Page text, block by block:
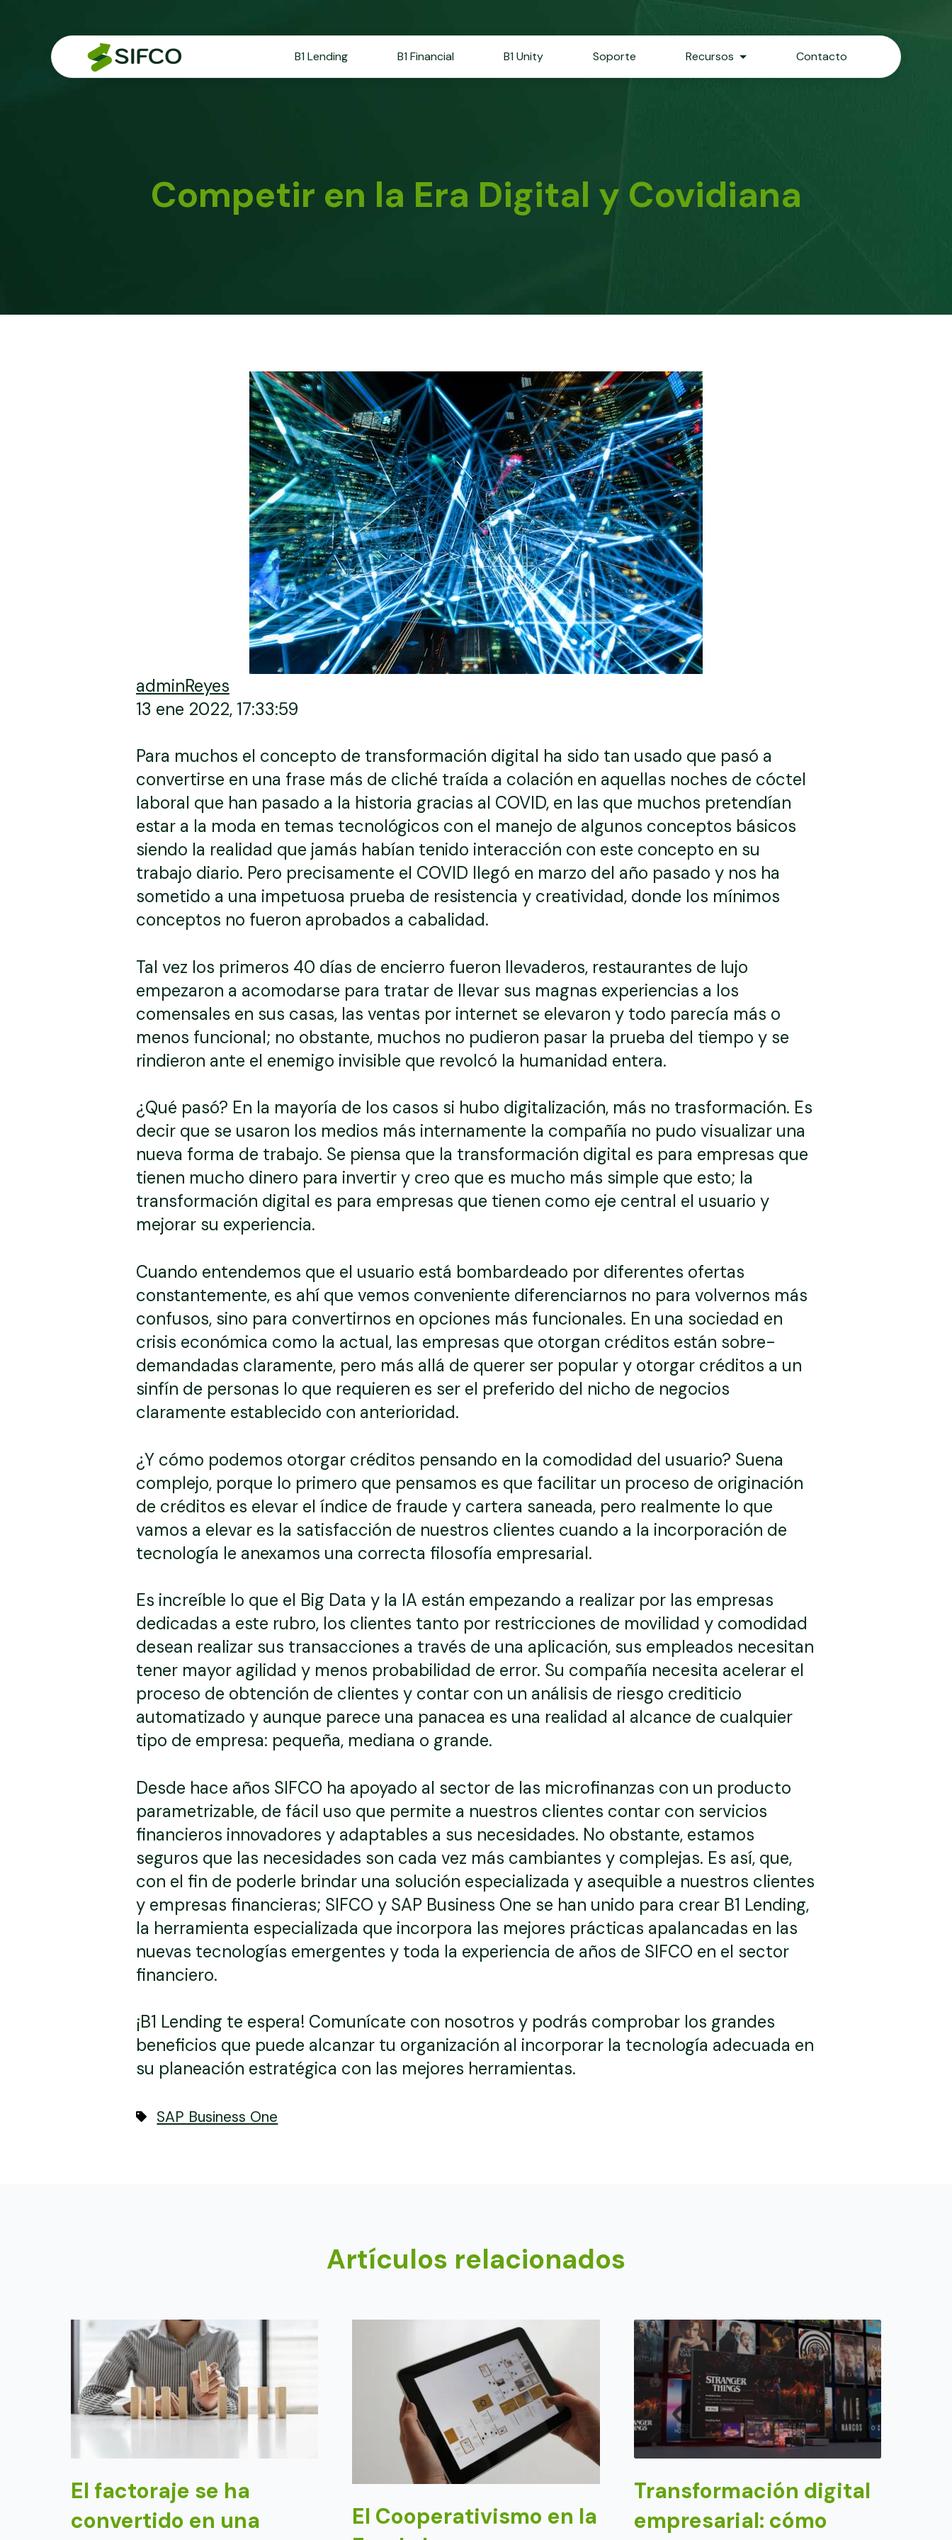
B1 Lending B1 Financial B1 Unity Soporte Recursos Contacto
Competir en la Era Digital y Covidiana
adminReyes
13 ene 2022, 17:33:59
Para muchos el concepto de transformación digital ha sido tan usado que pasó a
convertirse en una frase más de cliché traída a colación en aquellas noches de cóctel
laboral que han pasado a la historia gracias al COVID, en las que muchos pretendían
estar a la moda en temas tecnológicos con el manejo de algunos conceptos básicos
siendo la realidad que jamás habían tenido interacción con este concepto en su
trabajo diario. Pero precisamente el COVID llegó en marzo del año pasado y nos ha
sometido a una impetuosa prueba de resistencia y creatividad, donde los mínimos
conceptos no fueron aprobados a cabalidad.
Tal vez los primeros 40 días de encierro fueron llevaderos, restaurantes de lujo
empezaron a acomodarse para tratar de llevar sus magnas experiencias a los
comensales en sus casas, las ventas por internet se elevaron y todo parecía más o
menos funcional; no obstante, muchos no pudieron pasar la prueba del tiempo y se
rindieron ante el enemigo invisible que revolcó la humanidad entera.
¿Qué pasó? En la mayoría de los casos si hubo digitalización, más no trasformación. Es
decir que se usaron los medios más internamente la compañía no pudo visualizar una
nueva forma de trabajo. Se piensa que la transformación digital es para empresas que
tienen mucho dinero para invertir y creo que es mucho más simple que esto; la
transformación digital es para empresas que tienen como eje central el usuario y
mejorar su experiencia.
Cuando entendemos que el usuario está bombardeado por diferentes ofertas
constantemente, es ahí que vemos conveniente diferenciarnos no para volvernos más
confusos, sino para convertirnos en opciones más funcionales. En una sociedad en
crisis económica como la actual, las empresas que otorgan créditos están sobre-
demandadas claramente, pero más allá de querer ser popular y otorgar créditos a un
sinfín de personas lo que requieren es ser el preferido del nicho de negocios
claramente establecido con anterioridad.
¿Y cómo podemos otorgar créditos pensando en la comodidad del usuario? Suena
complejo, porque lo primero que pensamos es que facilitar un proceso de originación
de créditos es elevar el índice de fraude y cartera saneada, pero realmente lo que
vamos a elevar es la satisfacción de nuestros clientes cuando a la incorporación de
tecnología le anexamos una correcta filosofía empresarial.
Es increíble lo que el Big Data y la IA están empezando a realizar por las empresas
dedicadas a este rubro, los clientes tanto por restricciones de movilidad y comodidad
desean realizar sus transacciones a través de una aplicación, sus empleados necesitan
tener mayor agilidad y menos probabilidad de error. Su compañía necesita acelerar el
proceso de obtención de clientes y contar con un análisis de riesgo crediticio
automatizado y aunque parece una panacea es una realidad al alcance de cualquier
tipo de empresa: pequeña, mediana o grande.
Desde hace años SIFCO ha apoyado al sector de las microfinanzas con un producto
parametrizable, de fácil uso que permite a nuestros clientes contar con servicios
financieros innovadores y adaptables a sus necesidades. No obstante, estamos
seguros que las necesidades son cada vez más cambiantes y complejas. Es así, que,
con el fin de poderle brindar una solución especializada y asequible a nuestros clientes
y empresas financieras; SIFCO y SAP Business One se han unido para crear B1 Lending,
la herramienta especializada que incorpora las mejores prácticas apalancadas en las
nuevas tecnologías emergentes y toda la experiencia de años de SIFCO en el sector
financiero.
¡B1 Lending te espera! Comunícate con nosotros y podrás comprobar los grandes
beneficios que puede alcanzar tu organización al incorporar la tecnología adecuada en
su planeación estratégica con las mejores herramientas.
SAP Business One
Artículos relacionados
El factoraje se ha
convertido en una
El Cooperativismo en la
Transformación digital
empresarial: cómo